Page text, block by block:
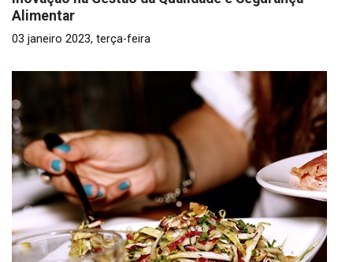
Alimentar
03 janeiro 2023, terça-feira